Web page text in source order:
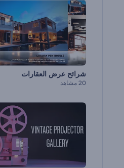
شرائح عرض العقارات
20 مشاهد